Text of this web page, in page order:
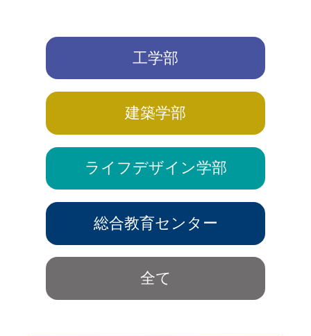
工学部
建築学部
ライフデザイン学部
総合教育センター
全て